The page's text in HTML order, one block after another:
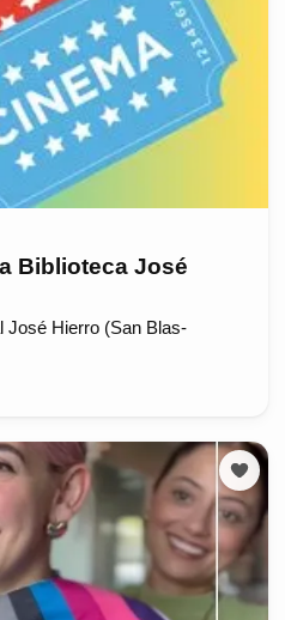
Biblioteca José
José Hierro (San Blas-